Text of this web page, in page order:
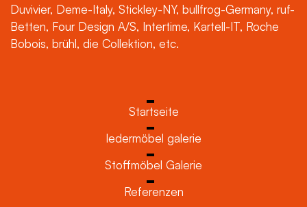
Duvivier, Deme-Italy, Stickley-NY, bullfrog-Germany, ruf-
Betten, Four Design A/S, Intertime, Kartell-IT, Roche
Bobois, brühl, die Collektion, etc.
Startseite
ledermöbel galerie
Stoffmöbel Galerie
Referenzen